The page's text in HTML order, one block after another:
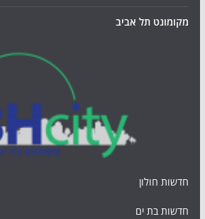
מקומונט תל אביב
חדשות חולון
חדשות בת ים